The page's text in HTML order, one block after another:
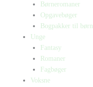
Børneromaner
Opgavebøger
Bogpakker til børn
Unge
Fantasy
Romaner
Fagbøger
Voksne